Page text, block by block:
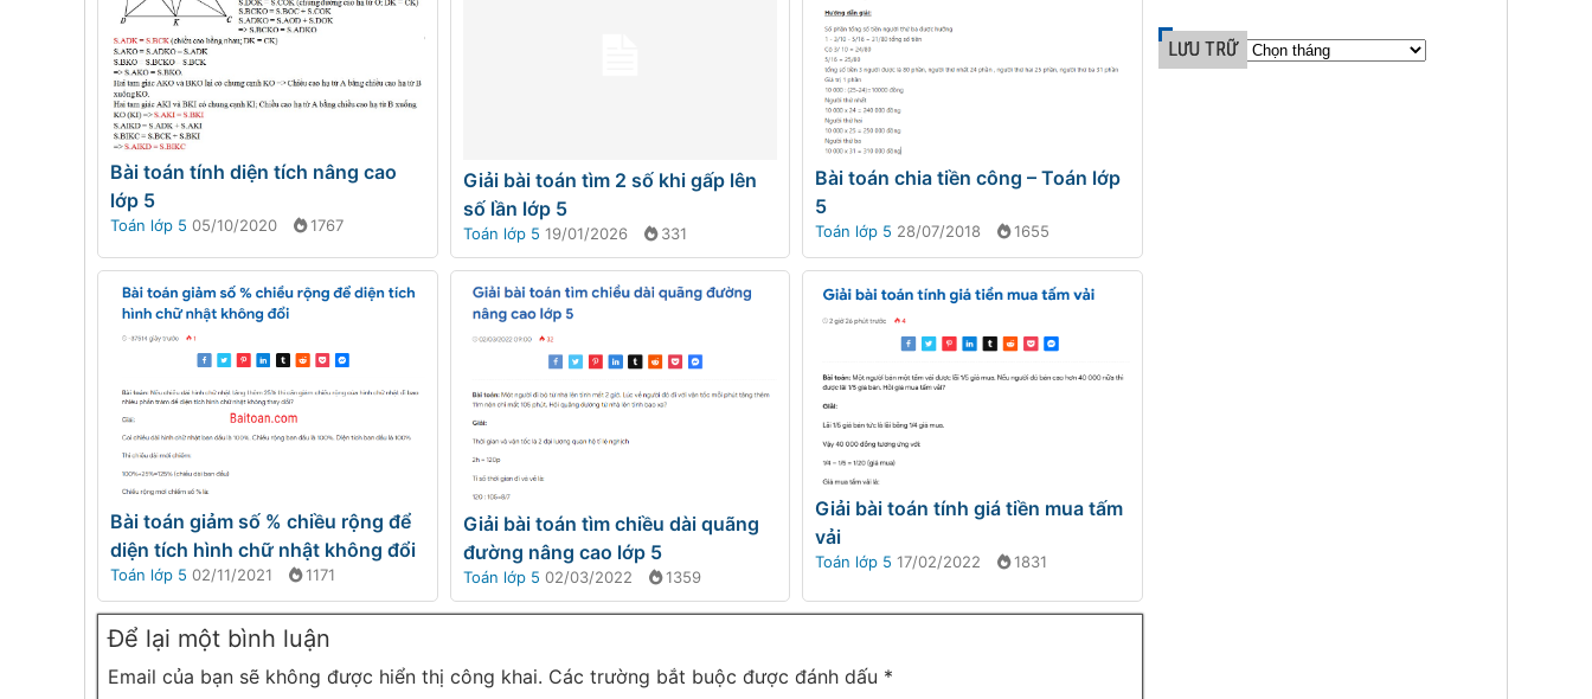
Bài toán tính diện tích nâng cao
lớp 5
Toán lớp 5 05/10/2020 1767
Giải bài toán tìm 2 số khi gấp lên
số lần lớp 5
Toán lớp 5 19/01/2026 331
Bài toán chia tiền công – Toán lớp
5
Toán lớp 5 28/07/2018 1655
Bài toán giảm số % chiều rộng để
diện tích hình chữ nhật không đổi
Toán lớp 5 02/11/2021 1171
Giải bài toán tìm chiều dài quãng
đường nâng cao lớp 5
Toán lớp 5 02/03/2022 1359
Giải bài toán tính giá tiền mua tấm
vải
Toán lớp 5 17/02/2022 1831
Để lại một bình luận
Email của bạn sẽ không được hiển thị công khai. Các trường bắt buộc được đánh dấu *
LƯU TRỮ